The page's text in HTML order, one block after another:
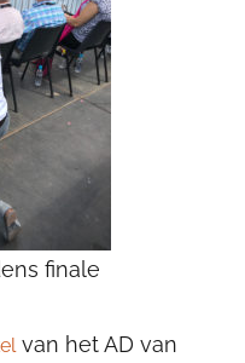
finale
van het AD van